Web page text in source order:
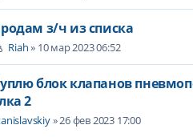
з/ч из списка
Riah» 10 мар 2023 06:52
блок клапанов
2
» 26 фев 2023 17:00